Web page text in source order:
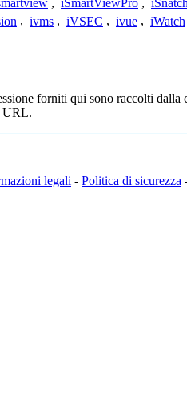
, iSmartViewPro , iSnatch
, ivms , iVSEC , ivue , iWatch
forniti qui sono raccolti dalla
URL.
legali - Politica di sicurezza